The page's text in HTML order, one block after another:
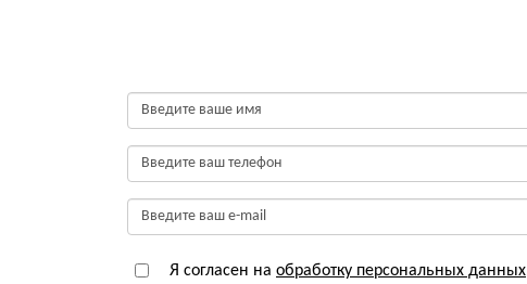
Я согласен на обработку персональных данных